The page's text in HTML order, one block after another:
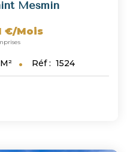
Mesmin
€/mois
M² Réf : 1524